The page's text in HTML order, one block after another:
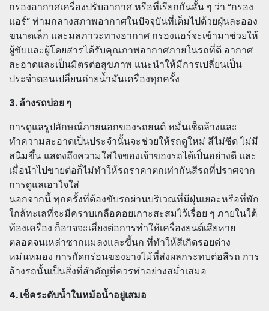
กรองอากาศเครื่องปรับอากาศ หรือที่เรียกกันสั้น ๆ ว่า “กรอง
แอร์” ท่ามกลางสภาพอากาศในปัจจุบันที่เต็มไปด้วยฝุ่นละออง
ขนาดเล็ก และมลภาวะทางอากาศ กรองแอร์จะเข้ามาช่วยให้
ผู้ขับและผู้โดยสารได้รับคุณภาพอากาศภายในรถที่ดี อากาศ
สะอาดและเป็นมิตรต่อสุขภาพ แนะนำให้มีการเปลี่ยนเป็น
ประจำตอนเปลี่ยนถ่ายน้ำมันเครื่องทุกครั้ง
3. ล้างรถบ่อย ๆ
การดูแลรูปลักษณ์ภายนอกของรถยนต์ หมั่นเช็ดล้างและ
ทำความสะอาดเป็นประจำนั้นจะช่วยให้รถดูใหม่ สีไม่ซีด ไม่มี
สนิมขึ้น แสดงถึงความใส่ใจของเจ้าของรถได้เป็นอย่างดี และ
เมื่อนำไปขายต่อก็ไม่ทำให้รถราคาตกเท่ากันสีรถที่ปราศจาก
การดูแลเอาใจใส่
นอกจากนี้ ทุกครั้งที่ต้องขับรถผ่านบริเวณที่มีฝุ่นเยอะหรือที่พัก
ใกล้ทะเลที่จะมีคราบเกลือคอยเกาะสะสมไว้เรื่อย ๆ ภายในใต้
ท้องเครื่อง ก็อาจจะเสี่ยงต่อการทำให้เครื่องยนต์เสียหาย
ตลอดจนเหล่าซากแมลงและขี้นก ที่ทำให้สีเกิดรอยด่าง
หม่นหมอง การกัดกร่อนของยางไม้ที่ส่งผลกระทบต่อสีรถ การ
ล้างรถนั้นเป็นสิ่งที่สำคัญที่ควรทำอย่างสม่ำเสมอ
4. เช็คระดับน้ำในหม้อน้ำอยู่เสมอ